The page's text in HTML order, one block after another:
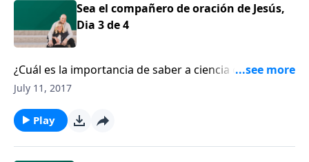
Sea el compañero de oración de Jesús,
Dia 3 de 4
¿Cuál es la importancia de saber a ciencia cierta que
Jesús está orando por nuestro matrimonio y por
David Nasser.
July 11, 2017
Play